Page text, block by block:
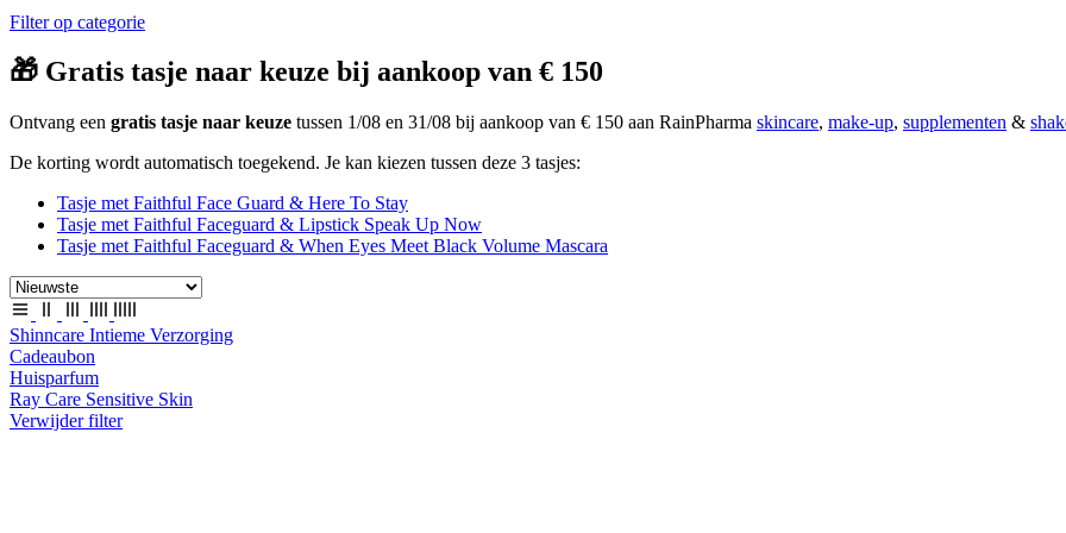
Filter op categorie
🎁 Gratis tasje naar keuze bij aankoop van € 150
Ontvang een gratis tasje naar keuze tussen 1/08 en 31/08 bij aankoop van € 150 aan RainPharma skincare, make-up, supplementen &
De korting wordt automatisch toegekend. Je kan kiezen tussen deze 3 tasjes:
Tasje met Faithful Face Guard & Here To Stay
Tasje met Faithful Faceguard & Lipstick Speak Up Now
Tasje met Faithful Faceguard & When Eyes Meet Black Volume Mascara
Shinncare Intieme Verzorging
Cadeaubon
Huisparfum
Ray Care Sensitive Skin
Verwijder filter